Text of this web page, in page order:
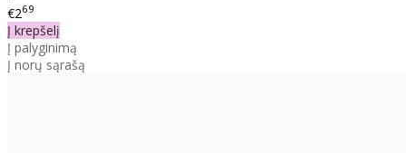
€269
Į krepšelį
Į palyginimą
Į norų sąrašą